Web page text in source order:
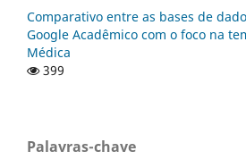
Comparativo entre as bases de
Google Acadêmico com o foco na
Médica
399
Palavras-chave